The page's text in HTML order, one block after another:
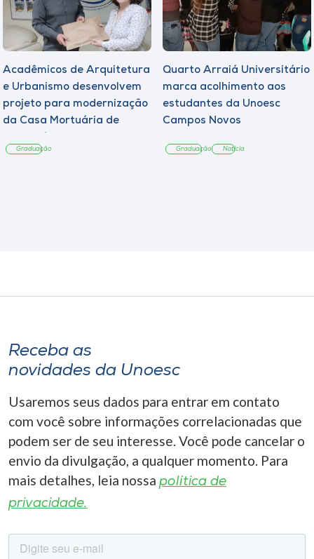
Acadêmicos de Arquitetura
e Urbanismo desenvolvem
projeto para modernização
da Casa Mortuária de
Graduação
Quarto Arraiá Universitário
marca acolhimento aos
estudantes da Unoesc
Campos Novos
Graduação Notícia
Receba as
novidades da Unoesc
Usaremos seus dados para entrar em contato
com você sobre informações correlacionadas que
podem ser de seu interesse. Você pode cancelar o
envio da divulgação, a qualquer momento. Para
mais detalhes, leia nossa política de
privacidade.